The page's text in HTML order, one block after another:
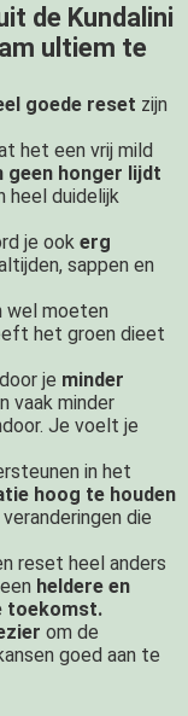
de Kundalini
ultiem te
goede reset zijn
het een vrij mild
geen honger lijdt
heel duidelijk
je ookerg
sappen en
wel moeten
het groen dieet
je minder
vaak minder
Je voelt je
in het
hoog te houden
die
reset heel anders
heldere en
toekomst.
om de
goed aan te